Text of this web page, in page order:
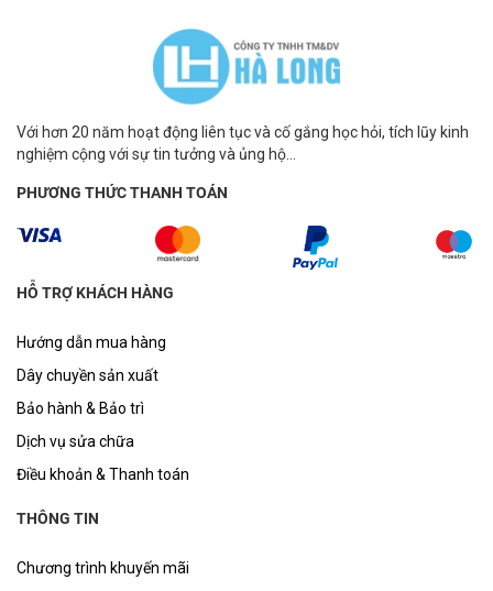
Với hơn 20 năm hoạt động liên tục và cố gắng học hỏi, tích lũy kinh
nghiệm cộng với sự tin tưởng và ủng hộ...
PHƯƠNG THỨC THANH TOÁN
HỖ TRỢ KHÁCH HÀNG
Hướng dẫn mua hàng
Dây chuyền sản xuất
Bảo hành & Bảo trì
Dịch vụ sửa chữa
Điều khoản & Thanh toán
THÔNG TIN
Chương trình khuyến mãi